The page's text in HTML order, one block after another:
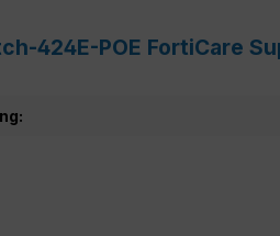
424E-POE FortiCare